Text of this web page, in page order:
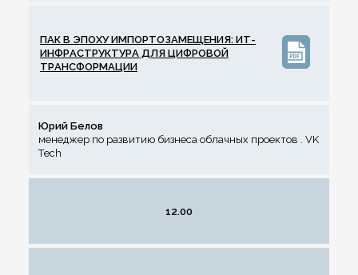
ПАК В ЭПОХУ ИМПОРТОЗАМЕЩЕНИЯ: ИТ-
ИНФРАСТРУКТУРА ДЛЯ ЦИФРОВОЙ
ТРАНСФОРМАЦИИ
Юрий Белов
менеджер по развитию бизнеса облачных проектов . VK
Tech
12.00